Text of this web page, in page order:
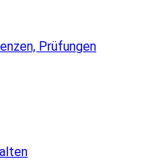
Prüfungen